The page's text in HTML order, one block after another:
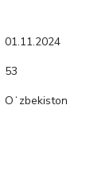
01.11.2024
53
Oʻzbekiston